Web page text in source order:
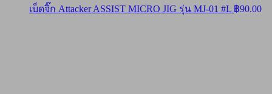
เบ็ดจิ๊ก Attacker ASSIST MICRO JIG รุ่น MJ-01 #L ฿90.00